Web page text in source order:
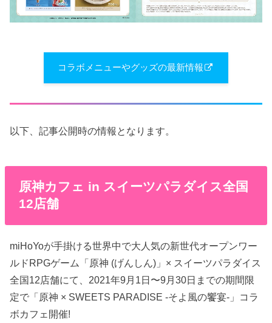
コラボメニューやグッズの最新情報
以下、記事公開時の情報となります。
原神カフェ in スイーツパラダイス全国
12店舗
miHoYoが手掛ける世界中で大人気の新世代オープンワー
ルドRPGゲーム「原神 (げんしん)」× スイーツパラダイス
全国12店舗にて、2021年9月1日〜9月30日までの期間限
定で「原神 × SWEETS PARADISE -そよ風の饗宴-」コラ
ボカフェ開催!